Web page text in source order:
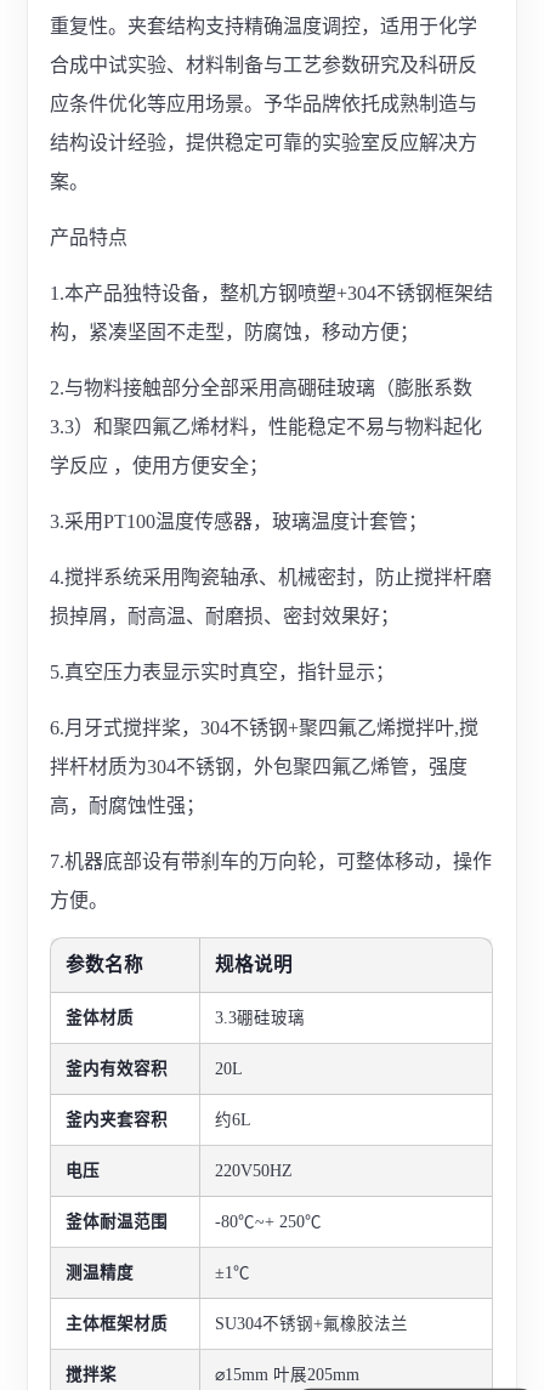
重复性。夹套结构支持精确温度调控，适用于化学
合成中试实验、材料制备与工艺参数研究及科研反
应条件优化等应用场景。予华品牌依托成熟制造与
结构设计经验，提供稳定可靠的实验室反应解决方
案。
产品特点
1.本产品独特设备，整机方钢喷塑+304不锈钢框架结
构，紧凑坚固不走型，防腐蚀，移动方便；
2.与物料接触部分全部采用高硼硅玻璃（膨胀系数
3.3）和聚四氟乙烯材料，性能稳定不易与物料起化
学反应 ，使用方便安全；
3.采用PT100温度传感器，玻璃温度计套管；
4.搅拌系统采用陶瓷轴承、机械密封，防止搅拌杆磨
损掉屑，耐高温、耐磨损、密封效果好；
5.真空压力表显示实时真空，指针显示；
6.月牙式搅拌桨，304不锈钢+聚四氟乙烯搅拌叶,搅
拌杆材质为304不锈钢，外包聚四氟乙烯管，强度
高，耐腐蚀性强；
7.机器底部设有带刹车的万向轮，可整体移动，操作
方便。
参数名称 规格说明
釜体材质 3.3硼硅玻璃
釜内有效容积 20L
釜内夹套容积 约6L
电压 220V50HZ
釜体耐温范围 -80℃~+ 250℃
测温精度 ±1℃
主体框架材质 SU304不锈钢+氟橡胶法兰
搅拌桨 ⌀15mm 叶展205mm